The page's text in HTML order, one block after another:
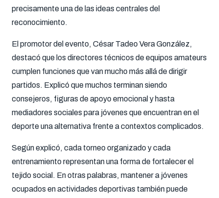
precisamente una de las ideas centrales del
reconocimiento.
El promotor del evento, César Tadeo Vera González,
destacó que los directores técnicos de equipos amateurs
cumplen funciones que van mucho más allá de dirigir
partidos. Explicó que muchos terminan siendo
consejeros, figuras de apoyo emocional y hasta
mediadores sociales para jóvenes que encuentran en el
deporte una alternativa frente a contextos complicados.
Según explicó, cada torneo organizado y cada
entrenamiento representan una forma de fortalecer el
tejido social. En otras palabras, mantener a jóvenes
ocupados en actividades deportivas también puede